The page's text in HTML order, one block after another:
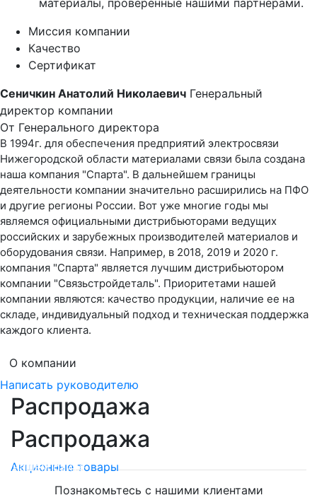
материалы, проверенные нашими партнерами.
Миссия компании
Качество
Сертификат
Сеничкин Анатолий Николаевич Генеральный
директор компании
От Генерального директора
В 1994г. для обеспечения предприятий электросвязи
Нижегородской области материалами связи была создана
наша компания "Спарта". В дальнейшем границы
деятельности компании значительно расширились на ПФО
и другие регионы России. Вот уже многие годы мы
являемся официальными дистрибьюторами ведущих
российских и зарубежных производителей материалов и
оборудования связи. Например, в 2018, 2019 и 2020 г.
компания "Спарта" является лучшим дистрибьютором
компании "Связьстройдеталь". Приоритетами нашей
компании являются: качество продукции, наличие ее на
складе, индивидуальный подход и техническая поддержка
каждого клиента.
О компании
Написать руководителю
Распродажа
скидки на оптический кабель!
Распродажа
Акционные товары
нашем сайте
Познакомьтесь с нашими клиентами